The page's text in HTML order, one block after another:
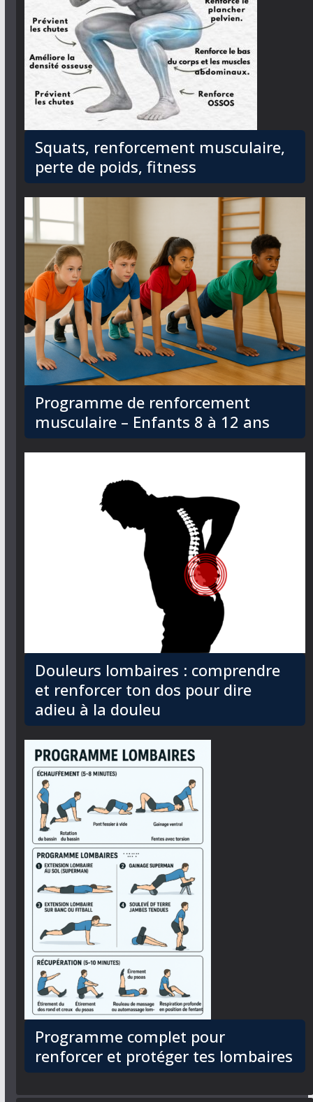
Squats, renforcement musculaire,
perte de poids, fitness
Programme de renforcement
musculaire – Enfants 8 à 12 ans
Douleurs lombaires : comprendre
et renforcer ton dos pour dire
adieu à la douleu
Programme complet pour
renforcer et protéger tes lombaires